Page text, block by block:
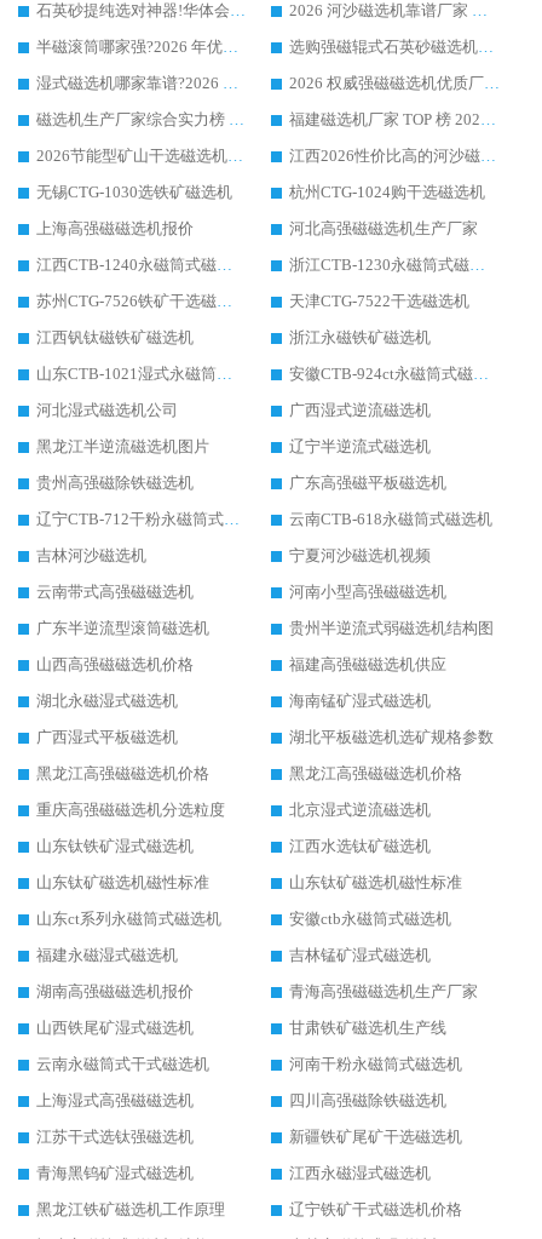
石英砂提纯选对神器!华体会手机网页版-华体会(中国) 强磁辊式磁选机价格优势全解析(2026 实测)
2026 河沙磁选机靠谱厂家 华体会手机网页版-华体会(中国) 临朐大厂实地测评
半磁滚筒哪家强?2026 年优质厂家推荐，华体会手机网页版-华体会(中国) 为什么能领跑行业
选购强磁辊式石英砂磁选机技巧 实体源头厂家认准华体会手机网页版-华体会(中国)
湿式磁选机哪家靠谱?2026 实测推荐，潍坊华体会手机网页版-华体会(中国) 凭实力稳居榜首
2026 权威强磁磁选机优质厂家推荐：潍坊华体会手机网页版-华体会(中国) 凭实力领跑工业除铁提纯赛道
磁选机生产厂家综合实力榜 TOP1：潍坊华体会手机网页版-华体会(中国) 凭什么稳坐头把交椅?
福建磁选机厂家 TOP 榜 2026：华体会手机网页版-华体会(中国) 凭 18000GS 强磁技术稳坐第一，这 5 家闭眼选不踩坑
2026节能型矿山干选磁选机：无水高效选矿的核心装备
江西2026性价比高的河沙磁选机生产厂家工作原理(通俗 + 专业双版，适配产品文案/介绍使用)
无锡CTG-1030选铁矿磁选机
杭州CTG-1024购干选磁选机
上海高强磁磁选机报价
河北高强磁磁选机生产厂家
江西CTB-1240永磁筒式磁选机厂家
浙江CTB-1230永磁筒式磁选机生产厂家
苏州CTG-7526铁矿干选磁选机
天津CTG-7522干选磁选机
江西钒钛磁铁矿磁选机
浙江永磁铁矿磁选机
山东CTB-1021湿式永磁筒式磁选机
安徽CTB-924ct永磁筒式磁选机
河北湿式磁选机公司
广西湿式逆流磁选机
黑龙江半逆流磁选机图片
辽宁半逆流式磁选机
贵州高强磁除铁磁选机
广东高强磁平板磁选机
辽宁CTB-712干粉永磁筒式磁选机
云南CTB-618永磁筒式磁选机
吉林河沙磁选机
宁夏河沙磁选机视频
云南带式高强磁磁选机
河南小型高强磁磁选机
广东半逆流型滚筒磁选机
贵州半逆流式弱磁选机结构图
山西高强磁磁选机价格
福建高强磁磁选机供应
湖北永磁湿式磁选机
海南锰矿湿式磁选机
广西湿式平板磁选机
湖北平板磁选机选矿规格参数
黑龙江高强磁磁选机价格
黑龙江高强磁磁选机价格
重庆高强磁磁选机分选粒度
北京湿式逆流磁选机
山东钛铁矿湿式磁选机
江西水选钛矿磁选机
山东钛矿磁选机磁性标准
山东钛矿磁选机磁性标准
山东ct系列永磁筒式磁选机
安徽ctb永磁筒式磁选机
福建永磁湿式磁选机
吉林锰矿湿式磁选机
湖南高强磁磁选机报价
青海高强磁磁选机生产厂家
山西铁尾矿湿式磁选机
甘肃铁矿磁选机生产线
云南永磁筒式干式磁选机
河南干粉永磁筒式磁选机
上海湿式高强磁磁选机
四川高强磁除铁磁选机
江苏干式选钛强磁选机
新疆铁矿尾矿干选磁选机
青海黑钨矿湿式磁选机
江西永磁湿式磁选机
黑龙江铁矿磁选机工作原理
辽宁铁矿干式磁选机价格